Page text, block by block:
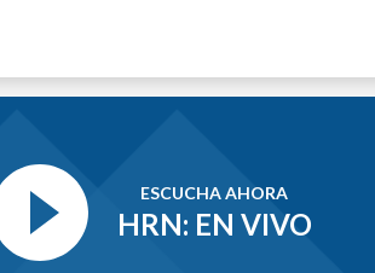
ESCUCHA AHORA
HRN: EN VIVO